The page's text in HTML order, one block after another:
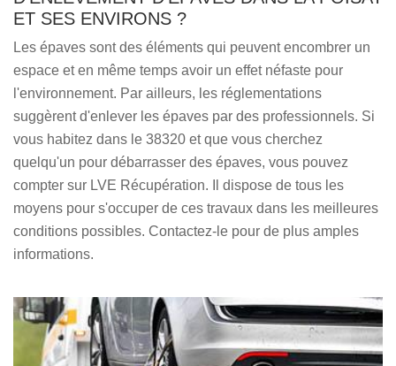
ET SES ENVIRONS ?
Les épaves sont des éléments qui peuvent encombrer un
espace et en même temps avoir un effet néfaste pour
l'environnement. Par ailleurs, les réglementations
suggèrent d'enlever les épaves par des professionnels. Si
vous habitez dans le 38320 et que vous cherchez
quelqu'un pour débarrasser des épaves, vous pouvez
compter sur LVE Récupération. Il dispose de tous les
moyens pour s'occuper de ces travaux dans les meilleures
conditions possibles. Contactez-le pour de plus amples
informations.